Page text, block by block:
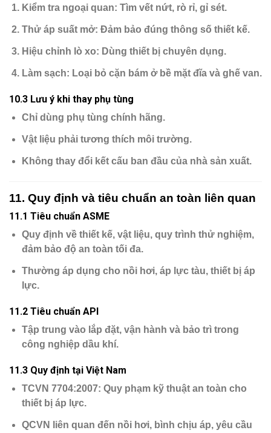
Kiểm tra ngoại quan: Tìm vết nứt, rò rỉ, gỉ sét.
Thử áp suất mở: Đảm bảo đúng thông số thiết kế.
Hiệu chỉnh lò xo: Dùng thiết bị chuyên dụng.
Làm sạch: Loại bỏ cặn bám ở bề mặt đĩa và ghế van.
10.3 Lưu ý khi thay phụ tùng
Chỉ dùng phụ tùng chính hãng.
Vật liệu phải tương thích môi trường.
Không thay đổi kết cấu ban đầu của nhà sản xuất.
11. Quy định và tiêu chuẩn an toàn liên quan
11.1 Tiêu chuẩn ASME
Quy định về thiết kế, vật liệu, quy trình thử nghiệm,
đảm bảo độ an toàn tối đa.
Thường áp dụng cho nồi hơi, áp lực tàu, thiết bị áp
lực.
11.2 Tiêu chuẩn API
Tập trung vào lắp đặt, vận hành và bảo trì trong
công nghiệp dầu khí.
11.3 Quy định tại Việt Nam
TCVN 7704:2007: Quy phạm kỹ thuật an toàn cho
thiết bị áp lực.
QCVN
liên quan đến nồi hơi, bình chịu áp, yêu cầu